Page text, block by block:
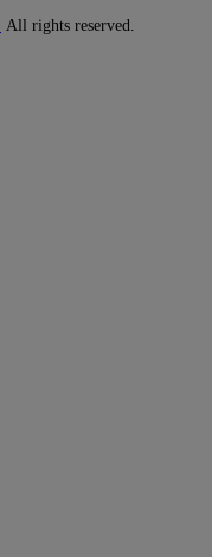
All rights reserved.